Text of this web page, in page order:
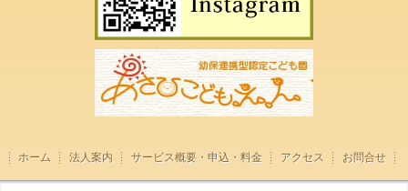
ホーム 法人案内 サービス概要・申込・料金 アクセス お問合せ